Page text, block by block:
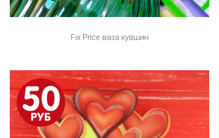
Fix Price ваза кувшин